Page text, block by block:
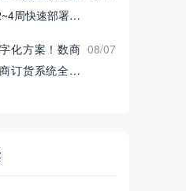
周快速部署上
化方案！数商
订货系统全新
08/07